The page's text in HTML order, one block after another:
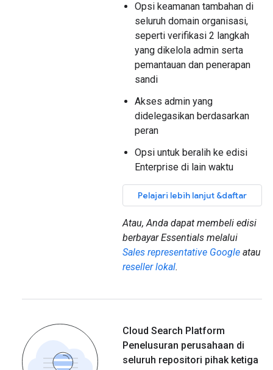
Opsi keamanan tambahan di
seluruh domain organisasi,
seperti verifikasi 2 langkah
yang dikelola admin serta
pemantauan dan penerapan
sandi
Akses admin yang
didelegasikan berdasarkan
peran
Opsi untuk beralih ke edisi
Enterprise di lain waktu
Pelajari lebih lanjut &daftar
Atau, Anda dapat membeli edisi
berbayar Essentials melalui
Sales representative Google atau
reseller lokal.
Cloud Search Platform
Penelusuran perusahaan di
seluruh repositori pihak ketiga